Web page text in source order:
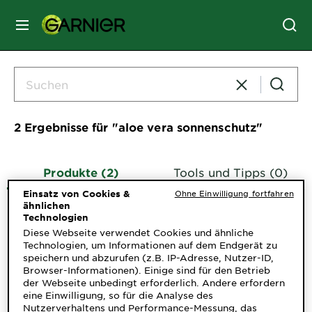
MENU
GESICHTSPFLEGE
HAARPFLEGE
HAARFARBE
SONNENSCHUTZ
KÖRPERPFLEGE
SERVICES
2 Ergebnisse für​ "aloe vera sonnenschutz"
Produkte (2) Tools und Tipps (0)
Einsatz von Cookies &
ähnlichen
Technologien
Diese Webseite verwendet Cookies und ähnliche
Technologien, um Informationen auf dem Endgerät zu
speichern und abzurufen (z.B. IP-Adresse, Nutzer-ID,
Browser-Informationen). Einige sind für den Betrieb
der Webseite unbedingt erforderlich. Andere erfordern
eine Einwilligung, so für die Analyse des
Nutzerverhaltens und Performance-Messung, das
Ohne Einwilligung fortfahren